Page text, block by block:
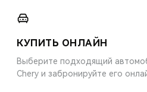
КУПИТЬ ОНЛАЙН
Выберите подходящий
Chery и забронируйте его